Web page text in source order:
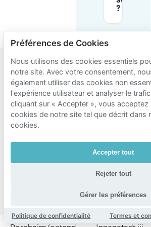
?
Zones
pour le
à
proximité
de PSD
Bank
Arena
Préférences de Cookies
Nous utilisons des cookies essentiels
notre site. Avec votre consentement,
également utiliser des cookies non
l'expérience utilisateur et analyser le
cliquant sur « Accepter », vous acceptez
cookies de notre site tel que décrit dans
cookies.
Accepter tout
Rejeter tout
Gérer les préférences
Politique de confidentialité Termes et